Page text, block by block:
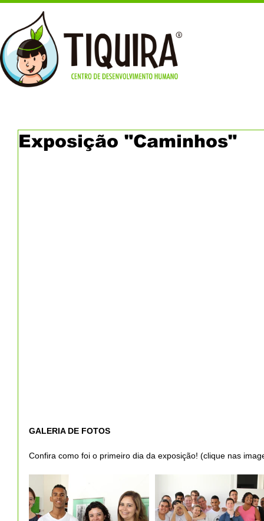
Exposição "Caminhos"
GALERIA DE FOTOS
Confira como foi o primeiro dia da exposição! (clique nas